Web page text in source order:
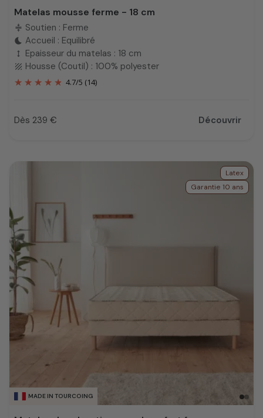
Matelas mousse ferme - 18 cm
compress Soutien : Ferme
bedtime Accueil : Equilibré
height Epaisseur du matelas : 18 cm
texture Housse (Coutil) : 100% polyester
4.7/5 (14)
Prix
Dès 239 € Découvrir
MADE IN TOURCOING
Latex
Garantie 10 ans